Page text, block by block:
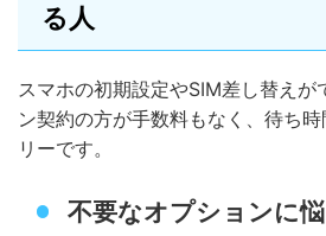
る人
スマホの初期設定やSIM差し替えが
ン契約の方が手数料もなく、待ち
リーです。
不要なオプションに